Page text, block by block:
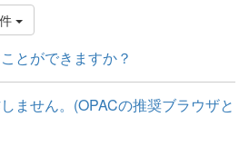
とができますか？
ません。(OPACの推奨ブラウザと